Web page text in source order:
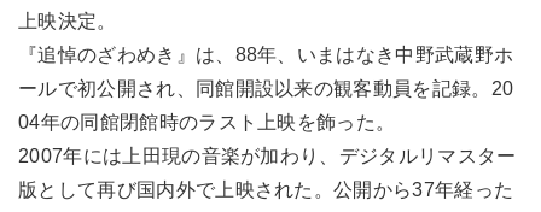
上映決定。
『追悼のざわめき』は、88年、いまはなき中野武蔵野ホ
ールで初公開され、同館開設以来の観客動員を記録。20
04年の同館閉館時のラスト上映を飾った。
2007年には上田現の音楽が加わり、デジタルリマスター
版として再び国内外で上映された。公開から37年経った